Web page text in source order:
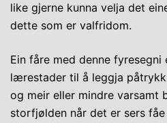
like gjerne kunna velja det
dette som er valfridom.
Ein fåre med denne
lærestader til å leggja
og meir eller mindre varsamt
storfjølden når det er sers